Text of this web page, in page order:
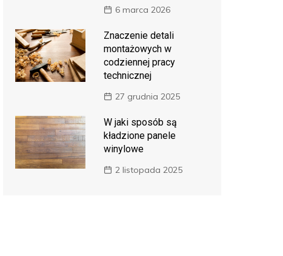
6 marca 2026
Znaczenie detali
montażowych w
codziennej pracy
technicznej
27 grudnia 2025
W jaki sposób są
kładzione panele
winylowe
2 listopada 2025